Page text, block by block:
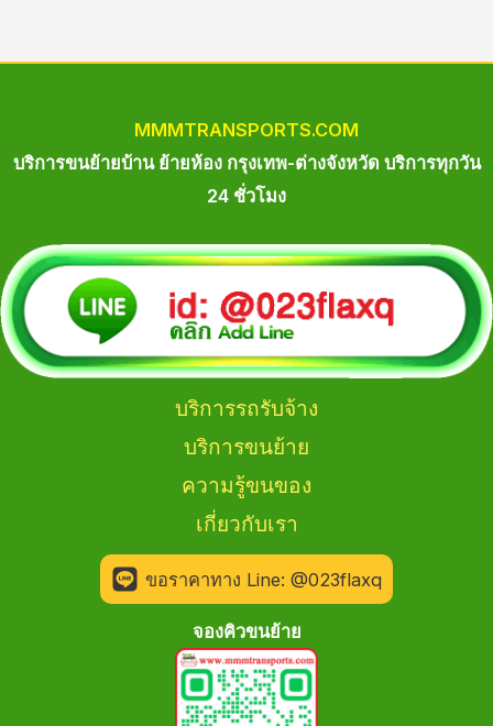
MMMTRANSPORTS.COM
บริการขนย้ายบ้าน ย้ายห้อง กรุงเทพ-ต่างจังหวัด บริการทุกวัน
24 ชั่วโมง
บริการรถรับจ้าง
บริการขนย้าย
ความรู้ขนของ
เกี่ยวกับเรา
ขอราคาทาง Line: @023flaxq
จองคิวขนย้าย